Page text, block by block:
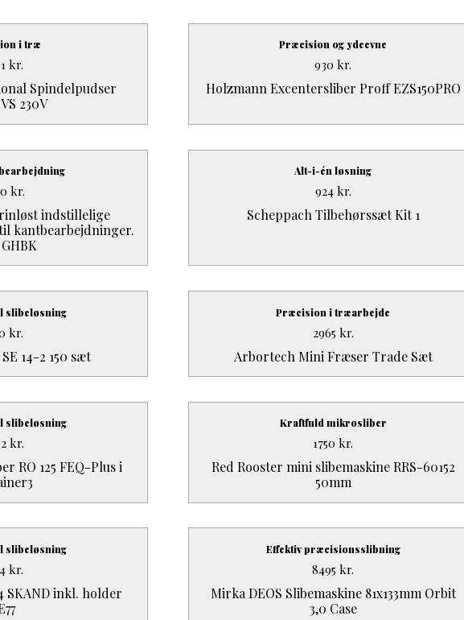
i træ
Spindelpudser
230V
kr.
Præcision og ydeevne
Holzmann Excentersliber Proff EZS150PRO
930 kr.
indstillelige
kantbearbejdninger.
kr.
Alt-i-én løsning
Scheppach Tilbehørssæt Kit 1
924 kr.
slibeløsning
14-2 150 sæt
kr.
Præcision i træarbejde
Arbortech Mini Fræser Trade Sæt
2965 kr.
slibeløsning
RO 125 FEQ-Plus i
kr.
Kraftfuld mikrosliber
Red Rooster mini slibemaskine RRS-60152
50mm
1750 kr.
slibeløsning
SKAND inkl. holder
kr.
Effektiv præcisionsslibning
Mirka DEOS Slibemaskine 81x133mm Orbit
3,0 Case
8495 kr.